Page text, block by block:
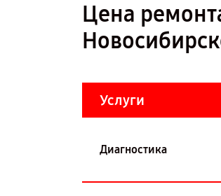
Цена
Услуги
Диагностика